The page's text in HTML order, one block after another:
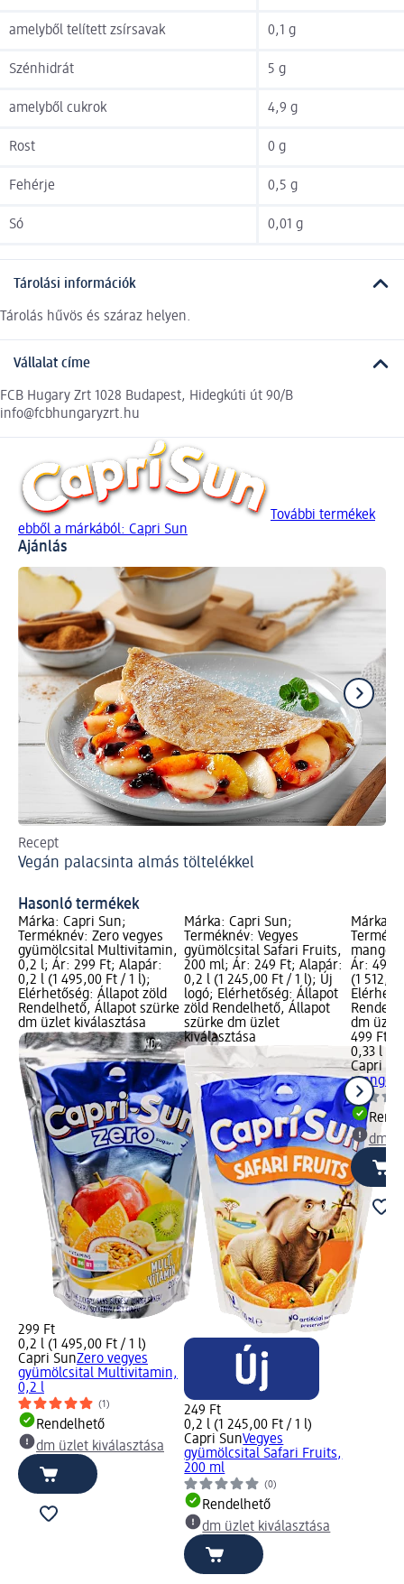
amelyből telített zsírsavak 0,1 g
Szénhidrát 5 g
amelyből cukrok 4,9 g
Rost 0 g
Fehérje 0,5 g
Só 0,01 g
Tárolási információk
Tárolás hűvös és száraz helyen.
Vállalat címe
FCB Hugary Zrt 1028 Budapest, Hidegkúti út 90/B
info@fcbhungaryzrt.hu
További termékek
ebből a márkából: Capri Sun
Ajánlás
Recept
Vegán palacsinta almás töltelékkel
Hasonló termékek
Márka: Capri Sun;
Terméknév: Zero vegyes
gyümölcsital Multivitamin,
0,2 l; Ár: 299 Ft; Alapár:
0,2 l (1 495,00 Ft / 1 l);
Elérhetőség: Állapot zöld
Rendelhető, Állapot szürke
dm üzlet kiválasztása
299 Ft
0,2 l (1 495,00 Ft / 1 l)
Capri SunZero vegyes
gyümölcsital Multivitamin,
0,2 l
(1)
Rendelhető
dm üzlet kiválasztása
Márka: Capri Sun;
Terméknév: Vegyes
gyümölcsital Safari Fruits,
200 ml; Ár: 249 Ft; Alapár:
0,2 l (1 245,00 Ft / 1 l); Új
logó; Elérhetőség: Állapot
zöld Rendelhető, Állapot
szürke dm üzlet
kiválasztása
249 Ft
0,2 l (1 245,00 Ft / 1 l)
Capri SunVegyes
gyümölcsital Safari Fruits,
200 ml
(0)
Rendelhető
dm üzlet kiválasztása
Márka:
mangó-
Ár: 499
(1
dm
499 Ft
0,33 l (1
Capri
mangó-
dm